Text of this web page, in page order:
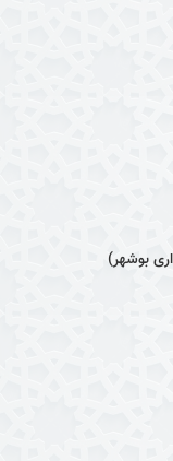
بوشهر)